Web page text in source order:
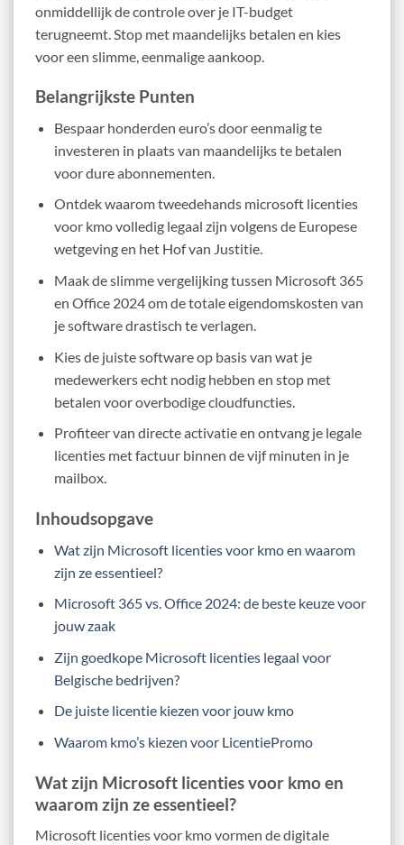
onmiddellijk de controle over je IT-budget
terugneemt. Stop met maandelijks betalen en kies
voor een slimme, eenmalige aankoop.
Belangrijkste Punten
Bespaar honderden euro’s door eenmalig te
investeren in plaats van maandelijks te betalen
voor dure abonnementen.
Ontdek waarom tweedehands microsoft licenties
voor kmo volledig legaal zijn volgens de Europese
wetgeving en het Hof van Justitie.
Maak de slimme vergelijking tussen Microsoft 365
en Office 2024 om de totale eigendomskosten van
je software drastisch te verlagen.
Kies de juiste software op basis van wat je
medewerkers echt nodig hebben en stop met
betalen voor overbodige cloudfuncties.
Profiteer van directe activatie en ontvang je legale
licenties met factuur binnen de vijf minuten in je
mailbox.
Inhoudsopgave
Wat zijn Microsoft licenties voor kmo en waarom
zijn ze essentieel?
Microsoft 365 vs. Office 2024: de beste keuze voor
jouw zaak
Zijn goedkope Microsoft licenties legaal voor
Belgische bedrijven?
De juiste licentie kiezen voor jouw kmo
Waarom kmo’s kiezen voor LicentiePromo
Wat zijn Microsoft licenties voor kmo en
waarom zijn ze essentieel?
Microsoft licenties voor kmo vormen de digitale